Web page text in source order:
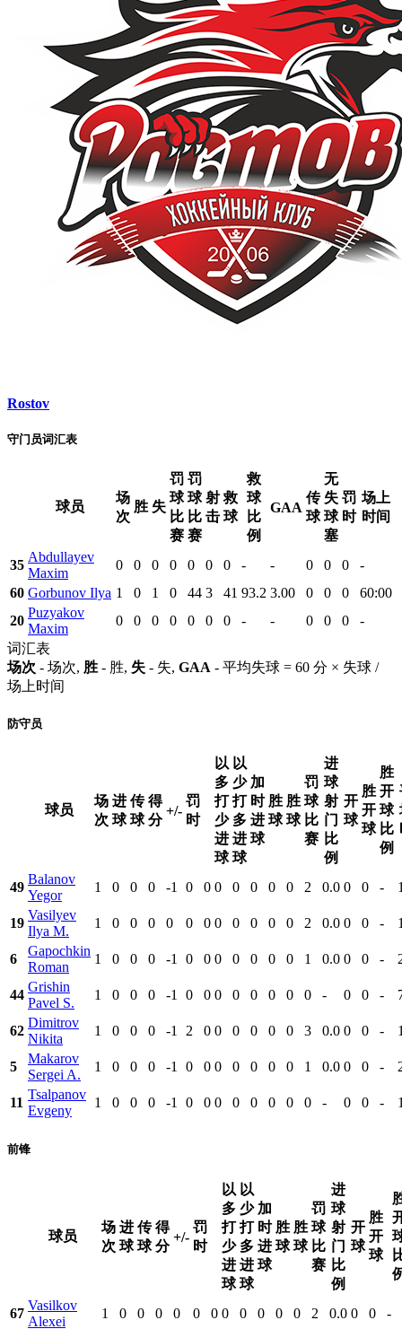
Rostov
守门员词汇表
球员
场
次
胜 失
罚
球
比
赛
罚
球
比
赛
射
击
救
球
救
球
比
例
GAA
传
球
无
失
球
塞
罚
时
场上
时间
35
Abdullayev
Maxim
0 0 0 0 0 0 0 - - 0 0 0
-
60 Gorbunov Ilya 1 0 1 0 44 3 41 93.2 3.00 0 0 0
60:00
20
Puzyakov
Maxim
0 0 0 0 0 0 0 - - 0 0 0
-
词汇表
场次 - 场次, 胜 - 胜, 失 - 失, GAA - 平均失球 = 60 分 × 失球 /
场上时间
防守员
球员
场
次
进
球
传
球
得
分
+/-
罚
时
以
多
打
少
进
球
以
少
打
多
进
球
加
时
进
球
胜
球
胜
球
罚
球
比
赛
进
球
射
门
比
例
开
球
胜
开
球
胜
开
球
比
例
49
Balanov
Yegor
1 0 0 0 -1 0 0 0 0 0 0 0 2 0.0 0 0 -
19
Vasilyev
Ilya M.
1 0 0 0 0 0 0 0 0 0 0 0 2 0.0 0 0 -
6
Gapochkin
Roman
1 0 0 0 -1 0 0 0 0 0 0 0 1 0.0 0 0 -
44
Grishin
Pavel S.
1 0 0 0 -1 0 0 0 0 0 0 0 0 - 0 0 -
62
Dimitrov
Nikita
1 0 0 0 -1 2 0 0 0 0 0 0 3 0.0 0 0 -
5
Makarov
Sergei A.
1 0 0 0 -1 0 0 0 0 0 0 0 1 0.0 0 0 -
11
Tsalpanov
Evgeny
1 0 0 0 -1 0 0 0 0 0 0 0 0 - 0 0 -
前锋
球员
场
次
进
球
传
球
得
分
+/-
罚
时
以
多
打
少
进
球
以
少
打
多
进
球
加
时
进
球
胜
球
胜
球
罚
球
比
赛
进
球
射
门
比
例
开
球
胜
开
球
67
Vasilkov
Alexei
1 0 0 0 0 0 0 0 0 0 0 0 2 0.0 0 0 -